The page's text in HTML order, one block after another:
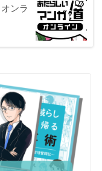
ンラ